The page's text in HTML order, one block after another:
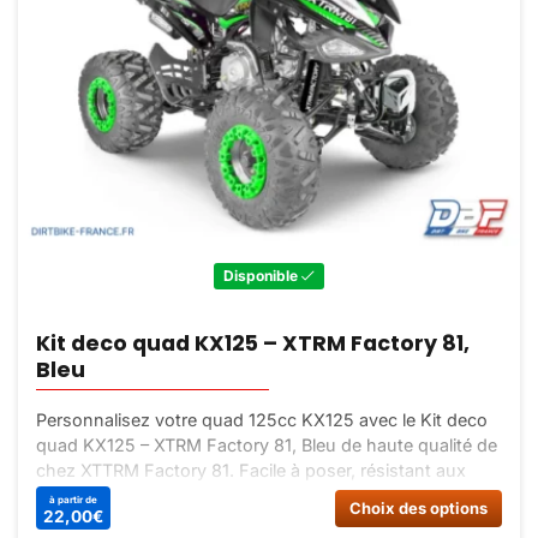
Disponible
Kit deco quad KX125 – XTRM Factory 81,
Bleu
Personnalisez votre quad 125cc KX125 avec le Kit deco
quad KX125 – XTRM Factory 81, Bleu de haute qualité de
chez XTTRM Factory 81. Facile à poser, résistant aux
intempéries. Mettez votre quad aux couleurs de XTRM
Factory 81 !
à partir de
22,00€ Choix des options